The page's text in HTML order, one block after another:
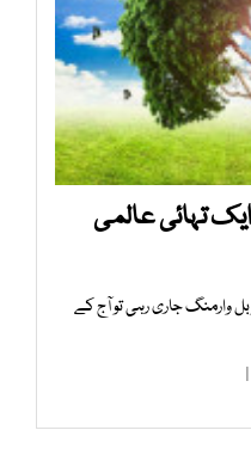
تہائی عالمی
وارمنگ جاری رہی تو آج کے